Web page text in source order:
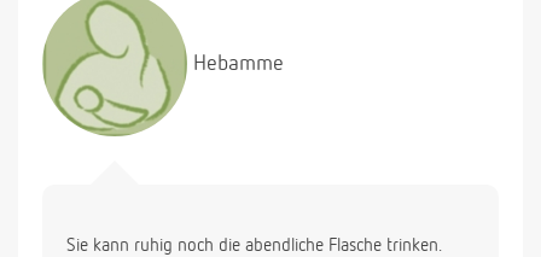
Hebamme
Sie kann ruhig noch die abendliche Flasche trinken.